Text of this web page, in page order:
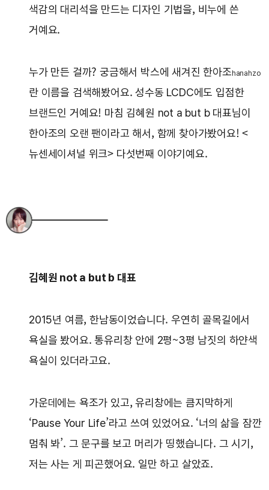
색감의 대리석을 만드는 디자인 기법을, 비누에 쓴
거예요.
누가 만든 걸까? 궁금해서 박스에 새겨진 한아조hanahzo
란 이름을 검색해봤어요. 성수동 LCDC에도 입점한
브랜드인 거예요! 마침 김혜원 not a but b 대표님이
한아조의 오랜 팬이라고 해서, 함께 찾아가봤어요! <
뉴센세이셔널 위크> 다섯번째 이야기예요.
김혜원 not a but b 대표
2015년 여름, 한남동이었습니다. 우연히 골목길에서
욕실을 봤어요. 통유리창 안에 2평~3평 남짓의 하얀색
욕실이 있더라고요.
가운데에는 욕조가 있고, 유리창에는 큼지막하게
‘Pause Your Life’라고 쓰여 있었어요. ‘너의 삶을 잠깐
멈춰 봐’. 그 문구를 보고 머리가 띵했습니다. 그 시기,
저는 사는 게 피곤했어요. 일만 하고 살았죠.